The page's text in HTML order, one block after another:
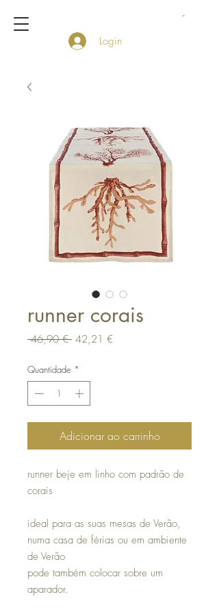
Login
runner corais
46,90 € Preço
42,21 €Preço
Quantidade *
Adicionar ao carrinho
runner beje em linho com padrão de
corais
ideal para as suas mesas de Verão,
numa casa de férias ou em ambiente
de Verão
pode também colocar sobre um
aparador.